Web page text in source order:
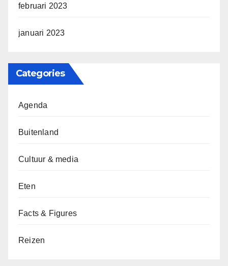
februari 2023
januari 2023
Categories
Agenda
Buitenland
Cultuur & media
Eten
Facts & Figures
Reizen